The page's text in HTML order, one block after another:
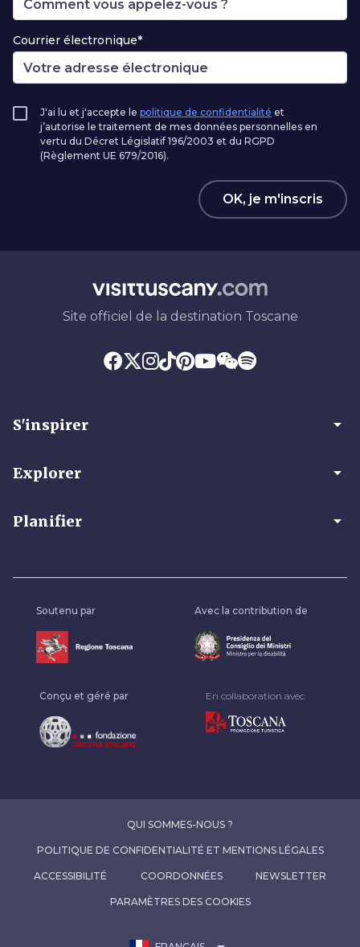
Courrier électronique*
J'ai lu et j'accepte le politique de confidentialité et
j’autorise le traitement de mes données personnelles en
vertu du Décret Législatif 196/2003 et du RGPD
(Règlement UE 679/2016).
OK, je m'inscris
Site officiel de la destination Toscane
S'inspirer arrow_drop_down
Explorer arrow_drop_down
Planifier arrow_drop_down
Soutenu par Avec la contribution de
Conçu et géré par En collaboration avec
QUI SOMMES-NOUS ?
POLITIQUE DE CONFIDENTIALITÉ ET MENTIONS LÉGALES
ACCESSIBILITÉ COORDONNÉES NEWSLETTER
PARAMÈTRES DES COOKIES